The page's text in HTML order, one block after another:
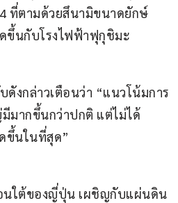
ที่ตามด้วยสึนามิขนาดยักษ์
ขึ้นกับโรงไฟฟ้าฟุกุชิมะ
งกล่าวเตือนว่า “แนวโน้มการ
มากขึ้นกว่าปกติ แต่ไม่ได้
ขึ้นในที่สุด”
นใต้ของญี่ปุ่น เผชิญกับแผ่นดิน